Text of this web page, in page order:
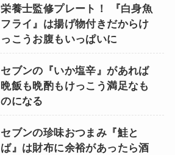
栄養士監修プレート！ 『白身魚
フライ』は揚げ物付きだからけ
っこうお腹もいっぱいに
セブンの『いか塩辛』があれば
晩飯も晩酌もけっこう満足なも
のになる
セブンの珍味おつまみ『鮭と
ば』は財布に余裕があったら酒